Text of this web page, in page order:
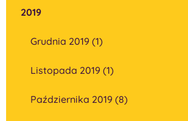
2019
Grudnia 2019 (1)
Listopada 2019 (1)
Października 2019 (8)